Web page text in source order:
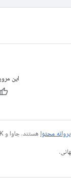
این
پروانه محتوا هستند. جاوا و OpenJDK علامت‌های تجاری یا علامت‌های تجاری ثبت‌شده Oracle و/یا وابسته‌های آن هستند.